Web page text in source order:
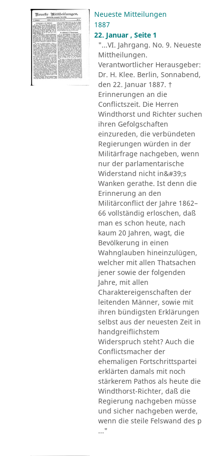
Neueste Mitteilungen
1887
22. Januar , Seite 1
"...VI. Jahrgang. No. 9. Neueste
Mittheilungen.
Verantwortlicher Herausgeber:
Dr. H. Klee. Berlin, Sonnabend,
den 22. Januar 1887. †
Erinnerungen an die
Conflictszeit. Die Herren
Windthorst und Richter suchen
ihren Gefolgschaften
einzureden, die verbündeten
Regierungen würden in der
Militärfrage nachgeben, wenn
nur der parlamentarische
Widerstand nicht in&#39;s
Wanken gerathe. Ist denn die
Erinnerung an den
Militärconflict der Jahre 1862–
66 vollständig erloschen, daß
man es schon heute, nach
kaum 20 Jahren, wagt, die
Bevölkerung in einen
Wahnglauben hineinzulügen,
welcher mit allen Thatsachen
jener sowie der folgenden
Jahre, mit allen
Charaktereigenschaften der
leitenden Männer, sowie mit
ihren bündigsten Erklärungen
selbst aus der neuesten Zeit in
handgreiflichstem
Widerspruch steht? Auch die
Conflictsmacher der
ehemaligen Fortschrittspartei
erklärten damals mit noch
stärkerem Pathos als heute die
Windthorst-Richter, daß die
Regierung nachgeben müsse
und sicher nachgeben werde,
wenn die steile Felswand des p
..."